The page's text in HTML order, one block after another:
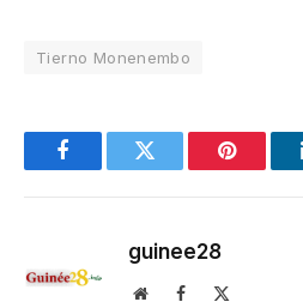
Tierno Monenembo
FacebookTwitter Pinterest
guinee28
WebsiteFacebook